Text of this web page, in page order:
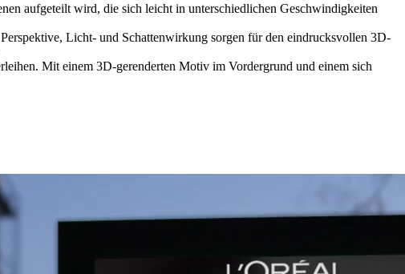
aufgeteilt wird, die sich leicht in unterschiedlichen Geschwindigkeiten
Licht- und Schattenwirkung sorgen für den eindrucksvollen 3D-
Mit einem 3D-gerenderten Motiv im Vordergrund und einem sich